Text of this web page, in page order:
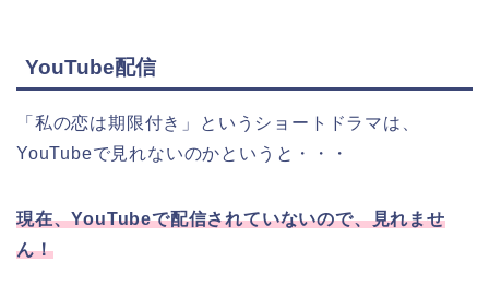
YouTube配信
「私の恋は期限付き」
というショートドラマは、
YouTubeで見れないのかというと・・・
現在、YouTubeで配信されていないので、見れませ
ん！